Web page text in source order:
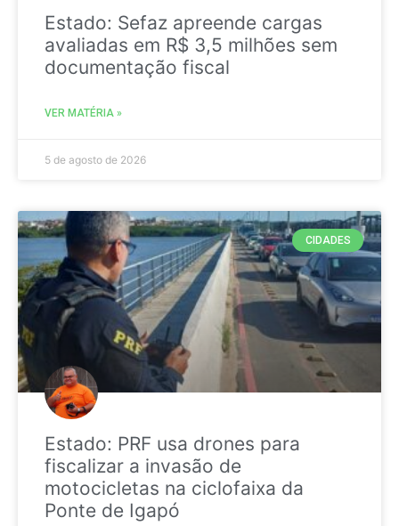
Estado: Sefaz apreende cargas
avaliadas em R$ 3,5 milhões sem
documentação fiscal
VER MATÉRIA »
5 de agosto de 2026
CIDADES
Estado: PRF usa drones para
fiscalizar a invasão de
motocicletas na ciclofaixa da
Ponte de Igapó